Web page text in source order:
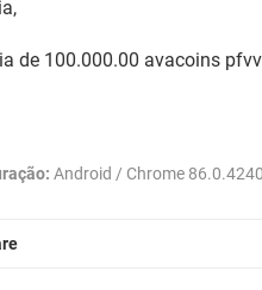
de 100.000.00 avacoins
Android / Chrome